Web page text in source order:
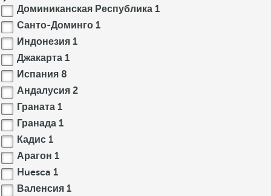
Доминиканская Республика 1
Санто-Доминго 1
Индонезия 1
Джакарта 1
Испания 8
Андалусия 2
Граната 1
Гранада 1
Кадис 1
Арагон 1
Huesca 1
Валенсия 1